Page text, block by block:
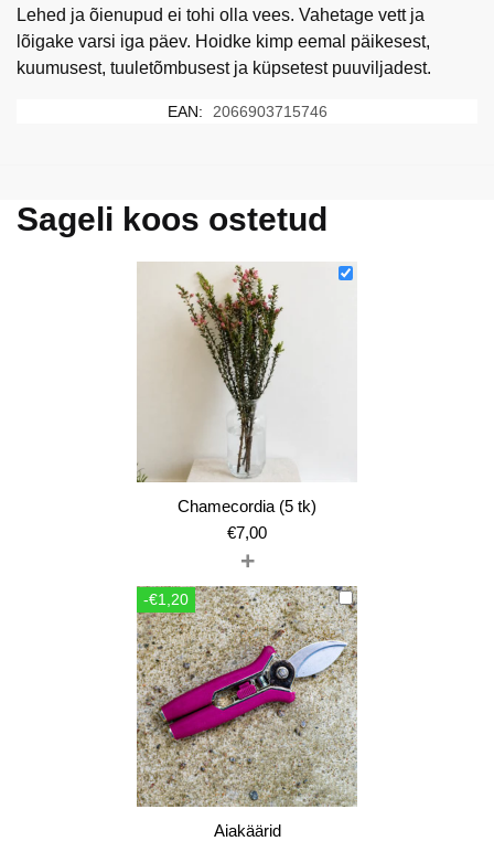
Lehed ja õienupud ei tohi olla vees. Vahetage vett ja
lõigake varsi iga päev. Hoidke kimp eemal päikesest,
kuumusest, tuuletõmbusest ja küpsetest puuviljadest.
EAN: 2066903715746
Sageli koos ostetud
Chamecordia (5 tk)
€7,00
+
-€1,20
Aiakäärid